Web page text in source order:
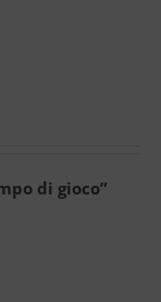
di gioco”